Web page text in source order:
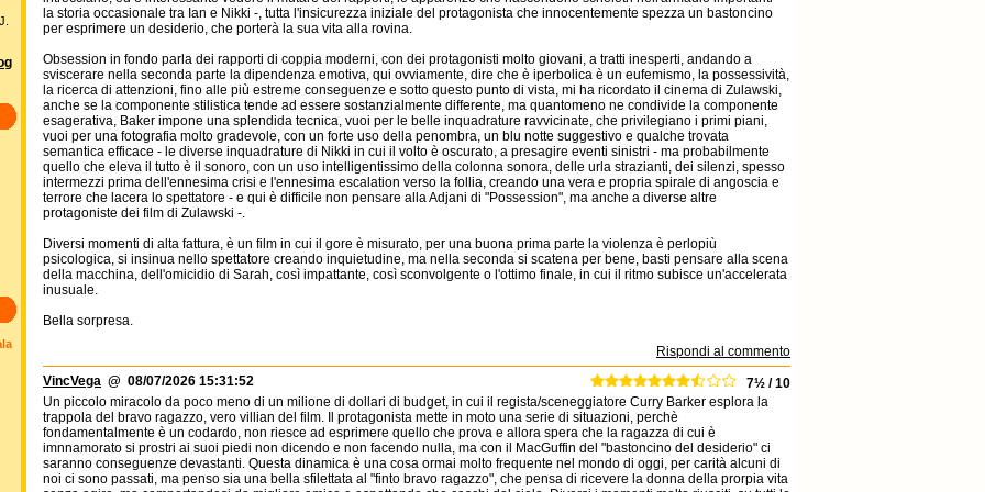
la storia occasionale tra Ian e Nikki -, tutta l'insicurezza iniziale del protagonista che innocentemente spezza un bastoncino
per esprimere un desiderio, che porterà la sua vita alla rovina.
Obsession in fondo parla dei rapporti di coppia moderni, con dei protagonisti molto giovani, a tratti inesperti, andando a
sviscerare nella seconda parte la dipendenza emotiva, qui ovviamente, dire che è iperbolica è un eufemismo, la possessività,
la ricerca di attenzioni, fino alle più estreme conseguenze e sotto questo punto di vista, mi ha ricordato il cinema di Zulawski,
anche se la componente stilistica tende ad essere sostanzialmente differente, ma quantomeno ne condivide la componente
esagerativa, Baker impone una splendida tecnica, vuoi per le belle inquadrature ravvicinate, che privilegiano i primi piani,
vuoi per una fotografia molto gradevole, con un forte uso della penombra, un blu notte suggestivo e qualche trovata
semantica efficace - le diverse inquadrature di Nikki in cui il volto è oscurato, a presagire eventi sinistri - ma probabilmente
quello che eleva il tutto è il sonoro, con un uso intelligentissimo della colonna sonora, delle urla strazianti, dei silenzi, spesso
intermezzi prima dell'ennesima crisi e l'ennesima escalation verso la follia, creando una vera e propria spirale di angoscia e
terrore che lacera lo spettatore - e qui è difficile non pensare alla Adjani di "Possession", ma anche a diverse altre
protagoniste dei film di Zulawski -.
Diversi momenti di alta fattura, è un film in cui il gore è misurato, per una buona prima parte la violenza è perlopiù
psicologica, si insinua nello spettatore creando inquietudine, ma nella seconda si scatena per bene, basti pensare alla scena
della macchina, dell'omicidio di Sarah, così impattante, così sconvolgente o l'ottimo finale, in cui il ritmo subisce un'accelerata
inusuale.
Bella sorpresa.
Rispondi al commento
VincVega @ 08/07/2026 15:31:52
7½ / 10
Un piccolo miracolo da poco meno di un milione di dollari di budget, in cui il regista/sceneggiatore Curry Barker esplora la
trappola del bravo ragazzo, vero villian del film. Il protagonista mette in moto una serie di situazioni, perchè
fondamentalmente è un codardo, non riesce ad esprimere quello che prova e allora spera che la ragazza di cui è
imnnamorato si prostri ai suoi piedi non dicendo e non facendo nulla, ma con il MacGuffin del "bastoncino del desiderio" ci
saranno conseguenze devastanti. Questa dinamica è una cosa ormai molto frequente nel mondo di oggi, per carità alcuni di
noi ci sono passati, ma penso sia una bella sfilettata al "finto bravo ragazzo", che pensa di ricevere la donna della prorpia vita